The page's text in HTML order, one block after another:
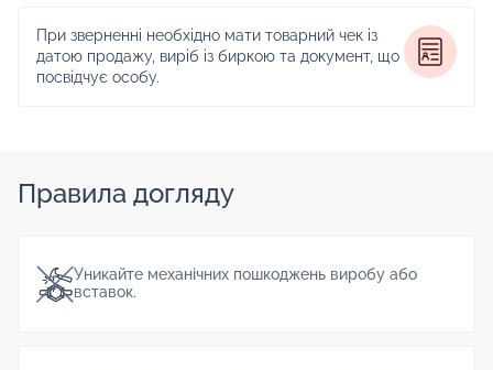
При зверненні необхідно мати товарний чек із
датою продажу, виріб із биркою та документ, що
посвідчує особу.
Правила догляду
Уникайте механічних пошкоджень виробу або
вставок.